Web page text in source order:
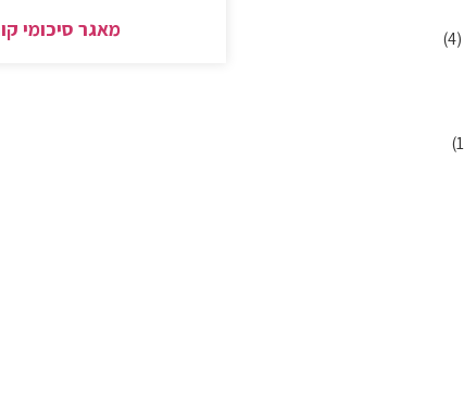
(4)
מאגר סיכומי